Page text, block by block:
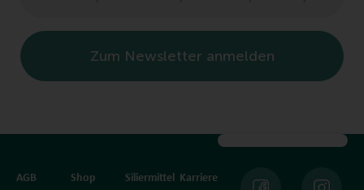
Zum Newsletter anmelden
AGB
Shop
Siliermittel Karriere